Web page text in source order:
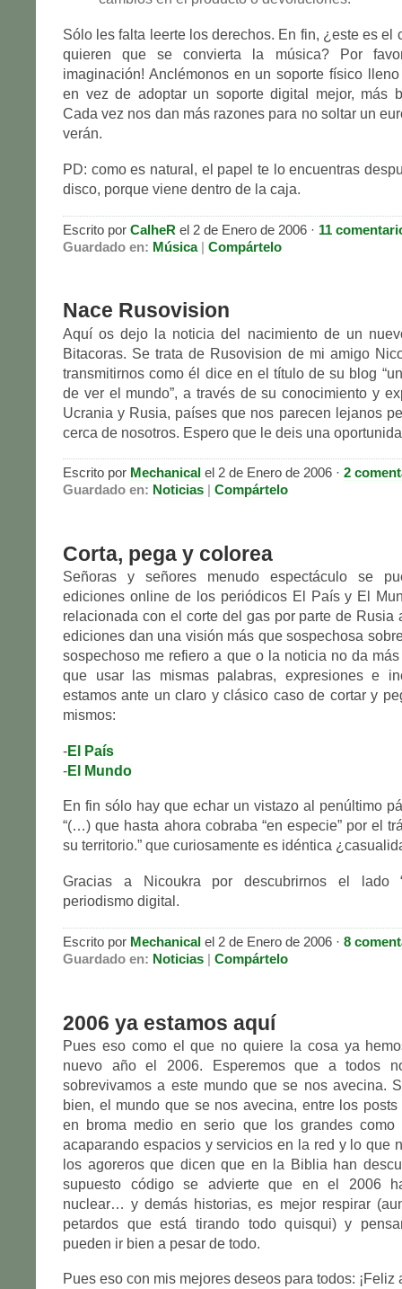
Sólo les falta leerte los derechos. En fin, ¿este es el
quieren que se convierta la música? Por
imaginación! Anclémonos en un soporte físico
en vez de adoptar un soporte digital mejor, más
Cada vez nos dan más razones para no soltar un
verán.
PD: como es natural, el papel te lo encuentras
disco, porque viene dentro de la caja.
Escrito por CalheR el 2 de Enero de 2006 · 11
Guardado en: Música| Compártelo
Nace Rusovision
Aquí os dejo la noticia del nacimiento de un
Bitacoras. Se trata de Rusovision de mi amigo
transmitirnos como él dice en el título de su blog
de ver el mundo”, a través de su conocimiento y
Ucrania y Rusia, países que nos parecen lejanos
cerca de nosotros. Espero que le deis una
Escrito por Mechanical el 2 de Enero de 2006 · 2
Guardado en: Noticias | Compártelo
Corta, pega y colorea
Señoras y señores menudo espectáculo se
ediciones online de los periódicos El País y El
relacionada con el corte del gas por parte de Rusia
ediciones dan una visión más que sospechosa
sospechoso me refiero a que o la noticia no da
que usar las mismas palabras, expresiones e
estamos ante un claro y clásico caso de cortar y
mismos:
-El País
-El Mundo
En fin sólo hay que echar un vistazo al penúltimo
“(…) que hasta ahora cobraba “en especie” por el
su territorio.” que curiosamente es idéntica
Gracias a Nicoukra por descubrirnos el lado
periodismo digital.
Escrito por Mechanical el 2 de Enero de 2006 · 8
Guardado en: Noticias | Compártelo
2006 ya estamos aquí
Pues eso como el que no quiere la cosa ya
nuevo año el 2006. Esperemos que a todos
sobrevivamos a este mundo que se nos avecina.
bien, el mundo que se nos avecina, entre los
en broma medio en serio que los grandes como
acaparando espacios y servicios en la red y lo que
los agoreros que dicen que en la Biblia han
supuesto código se advierte que en el 2006
nuclear… y demás historias, es mejor respirar
petardos que está tirando todo quisqui) y
pueden ir bien a pesar de todo.
Pues eso con mis mejores deseos para todos: ¡Feliz